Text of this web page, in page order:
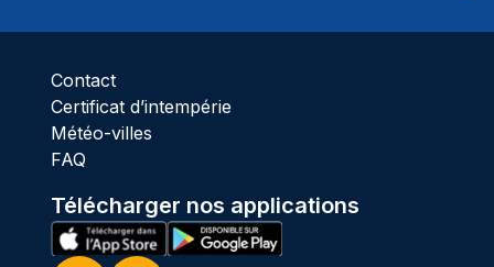
Contact
Certificat d’intempérie
Météo-villes
FAQ
Télécharger nos applications